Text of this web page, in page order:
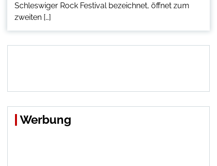
Schleswiger Rock Festival bezeichnet, öffnet zum
zweiten […]
Werbung